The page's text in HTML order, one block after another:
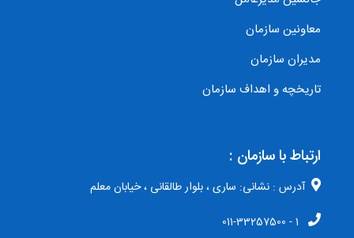
معاونین سازمان
مدیران سازمان
تاریخچه و اهداف سازمان
ارتباط با سازمان :
آدرس : نشانی: ساری ، بلوار طالقانی ، خیابان معلم
1 - 011-33257500